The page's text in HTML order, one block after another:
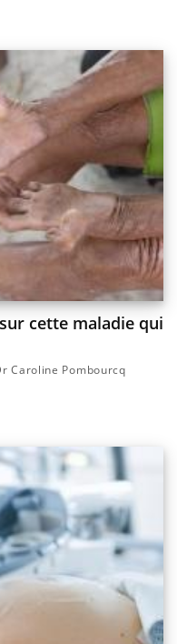
cette maladie qui
Caroline Pombourcq